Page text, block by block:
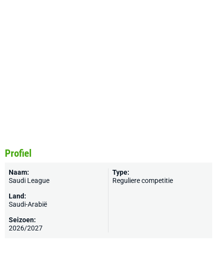
Profiel
Naam:
Saudi League
Land:
Saudi-Arabië
Seizoen:
2026/2027
Type:
Reguliere competitie